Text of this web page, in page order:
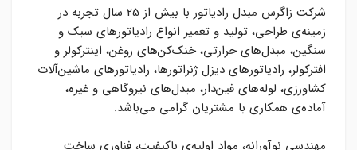
شرکت زاگرس مبدل رادیاتور با بیش از
سال تجربه در
زمینه‌ی طراحی، تولید و تعمیر انواع رادیاتورهای سبک و
سنگین، مبدل‌های حرارتی، خنک‌کن‌های روغن، اینترکولر و
افترکولر، رادیاتورهای دیزل ژنراتورها، رادیاتورهای ماشین‌آلات
کشاورزی، لوله‌های فین‌دار، مبدل‌های نیروگاهی و غیره،
آماده‌ی همکاری با مشتریان گرامی می‌باشد.
مهندسی نوآورانه، مواد اولیه‌ی باکیفیت، فناوری ساخت